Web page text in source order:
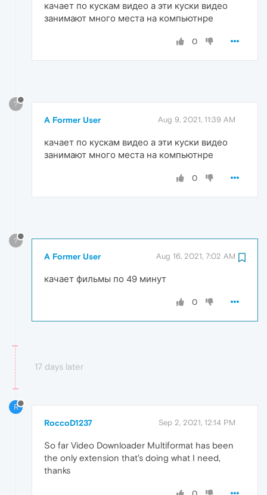
качает по кускам видео а эти куски видео
занимают много места на компьютнре
0
?
A Former User Aug 9, 2021, 11:39 AM
качает по кускам видео а эти куски видео
занимают много места на компьютнре
0
?
A Former User Aug 16, 2021, 7:02 AM
качает фильмы по 49 минут
0
17 days later
R
RoccoD1237 Sep 2, 2021, 12:14 PM
So far Video Downloader Multiformat has been
the only extension that's doing what I need,
thanks